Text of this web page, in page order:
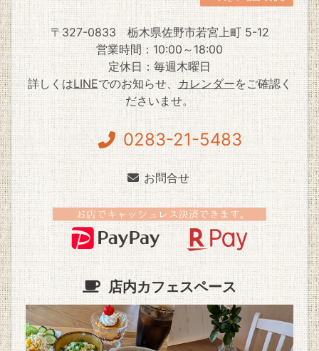
〒327-0833
栃木県佐野市若宮上町 5-12
営業時間：10:00～18:00
定休日：毎週木曜日
詳しくはLINEでのお知らせ、カレンダーをご確認く
ださいませ。
0283-21-5483
お問合せ
店内カフェスペース